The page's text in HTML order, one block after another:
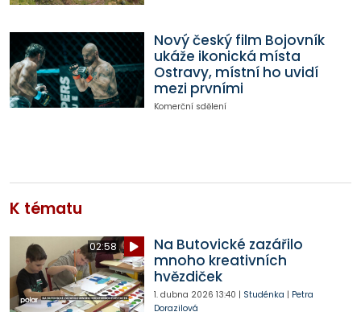
Nový český film Bojovník
ukáže ikonická místa
Ostravy, místní ho uvidí
mezi prvními
Komerční sdělení
K tématu
02:58
Na Butovické zazářilo
mnoho kreativních
hvězdiček
1. dubna 2026 13:40 | Studénka | Petra
Dorazilová